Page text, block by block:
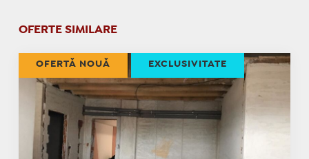
OFERTE SIMILARE
OFERTĂ NOUĂ EXCLUSIVITATE